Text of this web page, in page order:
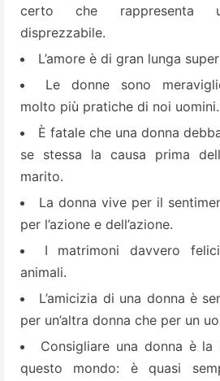
certo che rappresenta
disprezzabile.
L’amore è di gran lunga
Le donne sono
molto più pratiche di noi uomini.
È fatale che una donna
se stessa la causa prima
marito.
La donna vive per il
per l’azione e dell’azione.
I matrimoni davvero
animali.
L’amicizia di una donna è
per un’altra donna che per un
Consigliare una donna è
questo mondo: è quasi